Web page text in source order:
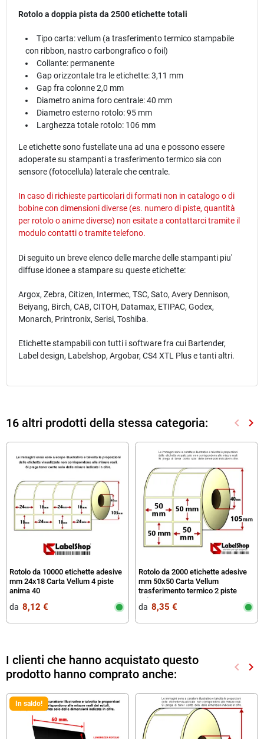
Rotolo a doppia pista da 2500 etichette totali
Tipo carta: vellum (a trasferimento termico stampabile
con ribbon, nastro carbongrafico o foil)
Collante: permanente
Gap orizzontale tra le etichette: 3,11 mm
Gap fra colonne 2,0 mm
Diametro anima foro centrale: 40 mm
Diametro esterno rotolo: 95 mm
Larghezza totale rotolo: 106 mm
Le etichette sono fustellate una ad una e possono essere
adoperate su stampanti a trasferimento termico sia con
sensore (fotocellula) laterale che centrale.
In caso di richieste particolari di formati non in catalogo o di
bobine con dimensioni diverse (es. numero di piste, quantità
per rotolo o anime diverse) non esitate a contattarci tramite il
modulocontattio tramite telefono.
Di seguito un breve elenco delle marche delle stampanti piu'
diffuse idonee a stampare su queste etichette:
Argox, Zebra, Citizen, Intermec, TSC, Sato, Avery Dennison,
Beiyang, Birch, CAB, CITOH, Datamax, ETIPAC, Godex,
Monarch, Printronix, Serisi, Toshiba.
Etichette stampabili con tutti i software fra cui Bartender,
Label design, Labelshop, Argobar, CS4 XTL Plus e tanti altri.
16 altri prodotti della stessa categoria: keyboard_arrow_left keyboard_arrow_right
Rotolo da 10000 etichette adesive
mm 24x18 Carta Vellum 4 piste
anima 40
da‎ ‎ 8,12 €
Rotolo da 2000 etichette adesive
mm 50x50 Carta Vellum
trasferimento termico 2 piste
anima 40
da‎ ‎ 8,35 €
I clienti che hanno acquistato questo
prodotto hanno comprato anche:
keyboard_arrow_left keyboard_arrow_right
In saldo!